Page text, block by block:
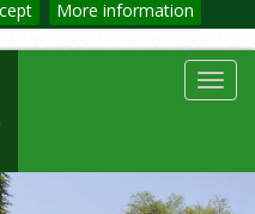
More information